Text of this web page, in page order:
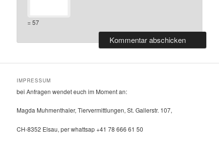
= 57
IMPRESSUM
bei Anfragen wendet euch im Moment an:
Magda Muhmenthaler, Tiervermittlungen, St. Gallerstr. 107,
CH-8352 Elsau, per whattsap +41 78 666 61 50